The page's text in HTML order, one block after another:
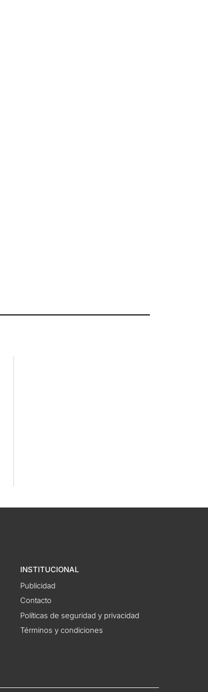
INSTITUCIONAL
Publicidad
Contacto
Políticas de seguridad y privacidad
Términos y condiciones